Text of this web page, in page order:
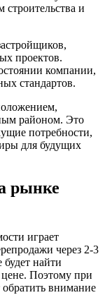
и
проектов.
компании,
стандартов.
районом. Это
потребности,
для будущих
рынке
играет
через 2-3
найти
Поэтому при
внимание